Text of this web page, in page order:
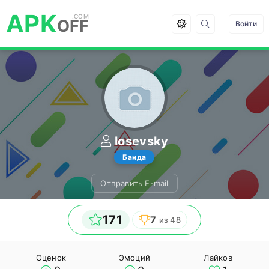
APKOFF Войти
losevsky
Банда
Отправить E-mail
171 7 из 48
Оценок Эмоций Лайков